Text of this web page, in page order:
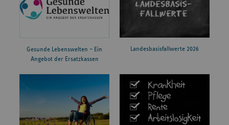
Gesunde Lebenswelten – Ein
Angebot der Ersatzkassen
Landesbasisfallwerte 2026